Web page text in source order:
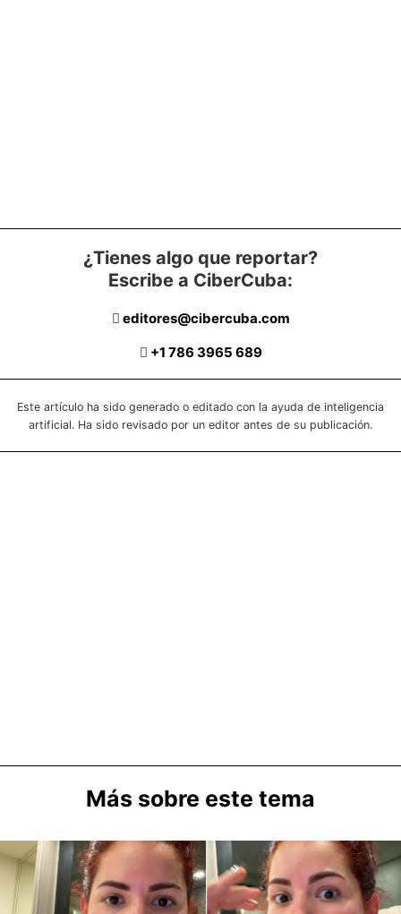
¿Tienes algo que reportar?
Escribe a CiberCuba:
editores@cibercuba.com
+1 786 3965 689
Este artículo ha sido generado o editado con la ayuda de inteligencia
artificial. Ha sido revisado por un editor antes de su publicación.
Más sobre este tema